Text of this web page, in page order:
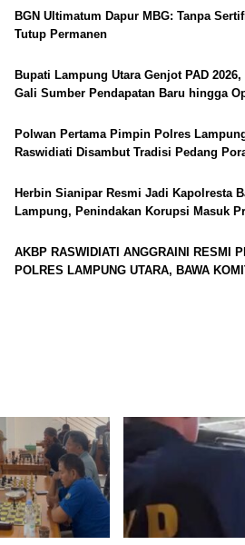
BGN Ultimatum Dapur MBG: Tanpa
Tutup Permanen
Bupati Lampung Utara Genjot PAD
Gali Sumber Pendapatan Baru hingga
Polwan Pertama Pimpin Polres
Raswidiati Disambut Tradisi Pedang
Herbin Sianipar Resmi Jadi Kapolresta
Lampung, Penindakan Korupsi Masuk
AKBP RASWIDIATI ANGGRAINI RESMI
POLRES LAMPUNG UTARA, BAWA